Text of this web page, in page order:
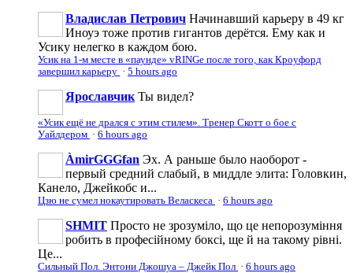
Владислав Петрович Начинавший карьеру в 49 кг
Иноуэ тоже против гигантов дерётся. Ему как и
Усику нелегко в каждом бою.
Усик на 1-м месте в «паунде» vRINGe после того, как Кроуфорд
завершил карьеру · 5 hours ago
Ярославчик Ты видел?
«Усик ещё не дрался с этим стилем». Тренер Скотт о бое с
Уайлдером · 6 hours ago
ÀmirGGGfan Эх. А раньше было наоборот -
первый средний слабый, в миддле элита: Головкин,
Канело, Джейкобс и...
Цзю не сумел нокаутировать Веласкеса · 6 hours ago
SHMIT Просто не зрозуміло, що це непорозуміння
робить в професійному боксі, ще й на такому рівні.
Це...
Сильный Пол. Энтони Джошуа – Джейк Пол · 6 hours ago